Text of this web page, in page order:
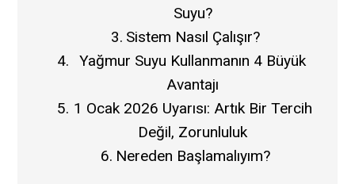
Suyu?
Sistem Nasıl Çalışır?
Yağmur Suyu Kullanmanın 4 Büyük
Avantajı
1 Ocak 2026 Uyarısı: Artık Bir Tercih
Değil, Zorunluluk
Nereden Başlamalıyım?